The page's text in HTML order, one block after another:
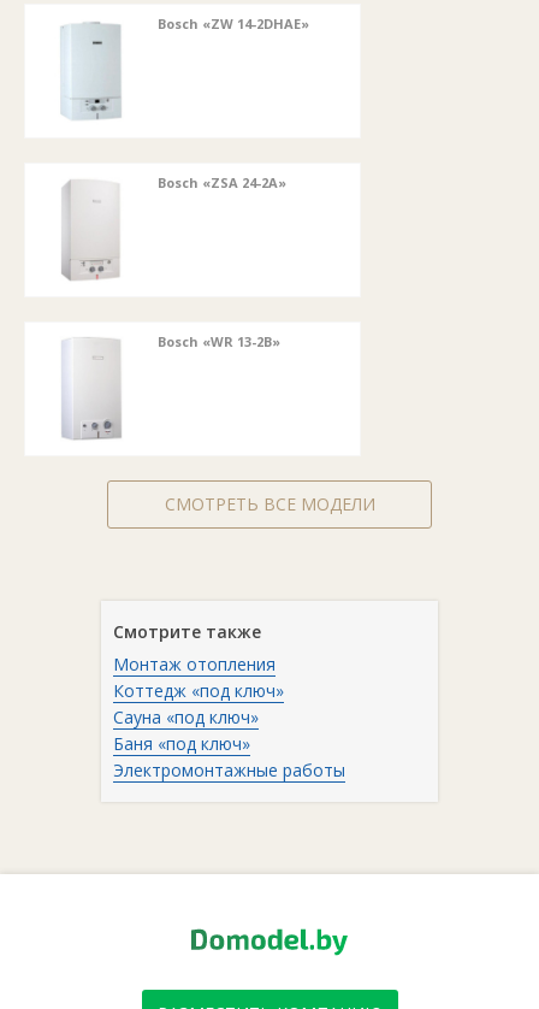
Bosch «ZW 14-2DHAE»
Bosch «ZSA 24-2A»
Bosch «WR 13-2B»
СМОТРЕТЬ ВСЕ МОДЕЛИ
Смотрите также
Монтаж отопления
Коттедж «под ключ»
Сауна «под ключ»
Баня «под ключ»
Электромонтажные работы